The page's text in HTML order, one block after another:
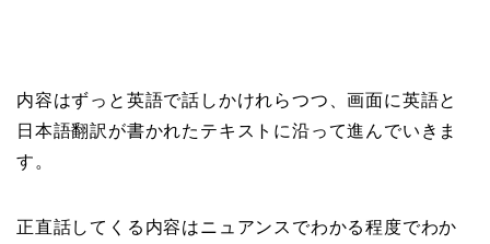
内容はずっと英語で話しかけれらつつ、画面に英語と
日本語翻訳が書かれたテキストに沿って進んでいきま
す。
正直話してくる内容はニュアンスでわかる程度でわか